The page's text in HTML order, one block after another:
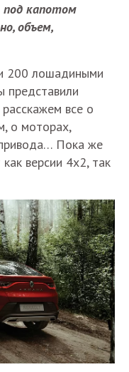
под капотом
объем,
200 лошадиными
представили
все о
о моторах,
Пока же
версии 4х2, так